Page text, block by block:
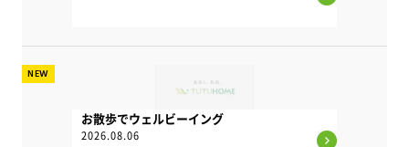
お散歩でウェルビーイング
2026.08.06
NEW